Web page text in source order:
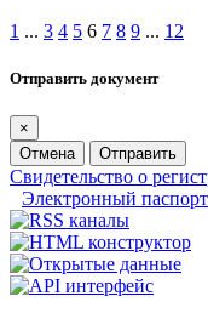
1 ... 3 4 5 6 7 8 9 ... 12
Отправить документ
×
Отмена
Отправить
Свидетельство о
Электронный